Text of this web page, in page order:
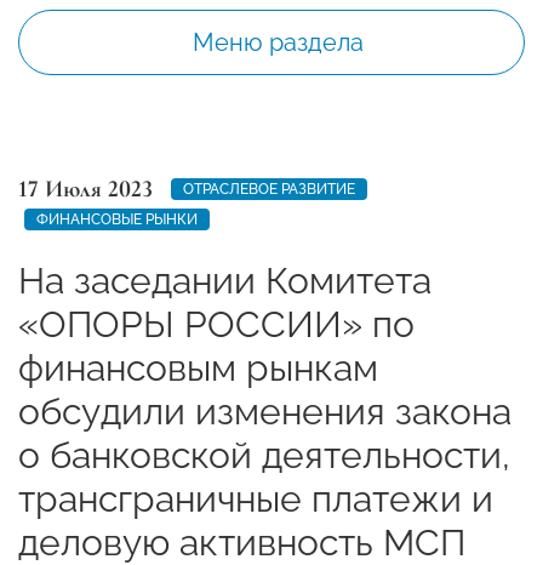
Меню раздела
17 Июля 2023
ОТРАСЛЕВОЕ РАЗВИТИЕ
ФИНАНСОВЫЕ РЫНКИ
На заседании Комитета
«ОПОРЫ РОССИИ» по
финансовым рынкам
обсудили изменения закона
о банковской деятельности,
трансграничные платежи и
деловую активность МСП